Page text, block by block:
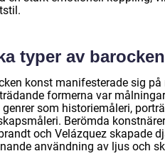
typer av
konst manifesterade sig
formerna var
som historiemåleri,
Berömda
och Velázquez skapade
användning av ljus och